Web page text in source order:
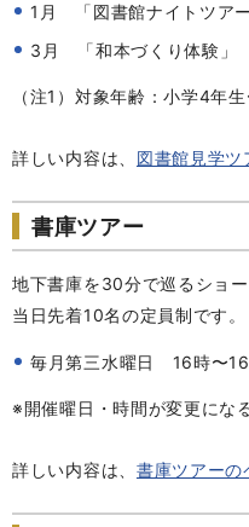
1月 「図書館ナイトツアー
3月 「和本づくり体験」
（注1）対象年齢：小学4年
詳しい内容は、 図書館見学ツ
書庫ツアー
地下書庫を30分で巡るショ
当日先着10名の定員制です。
毎月第三水曜日 16時〜
※開催曜日・時間が変更にな
詳しい内容は、 書庫ツアーの